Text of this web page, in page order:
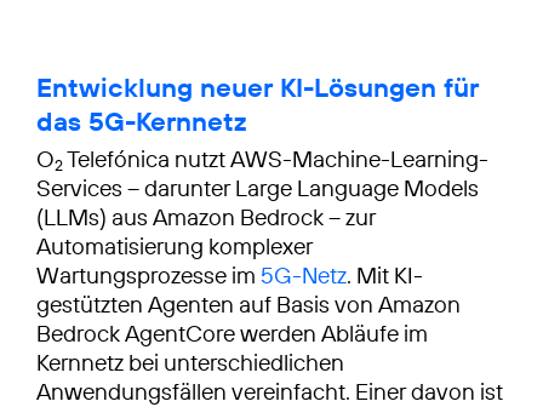
Entwicklung neuer KI-Lösungen für
das 5G-Kernnetz
O2Telefónica nutzt AWS-Machine-Learning-
Services – darunter Large Language Models
(LLMs) aus Amazon Bedrock – zur
Automatisierung komplexer
Wartungsprozesse im 5G-Netz. Mit KI-
gestützten Agenten auf Basis von Amazon
Bedrock AgentCore werden Abläufe im
Kernnetz bei unterschiedlichen
Anwendungsfällen vereinfacht. Einer davon ist